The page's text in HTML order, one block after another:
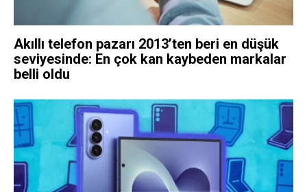
Akıllı telefon pazarı 2013’ten beri en düşük
seviyesinde: En çok kan kaybeden markalar
belli oldu